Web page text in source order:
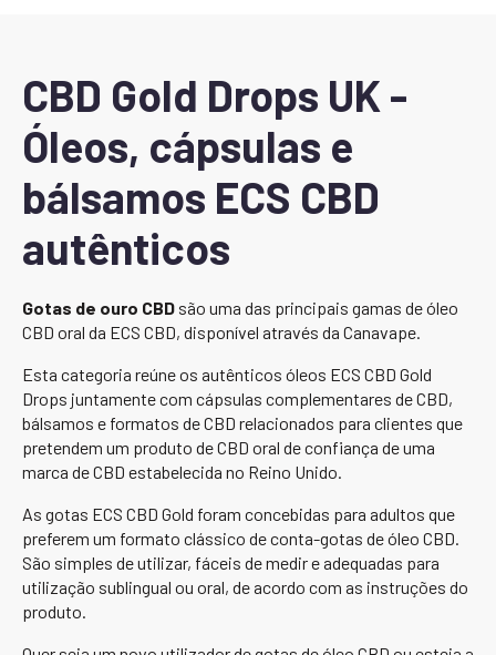
CBD Gold Drops UK -
Óleos, cápsulas e
bálsamos ECS CBD
autênticos
Gotas de ouro CBD são uma das principais gamas de óleo
CBD oral da ECS CBD, disponível através da Canavape.
Esta categoria reúne os autênticos óleos ECS CBD Gold
Drops juntamente com cápsulas complementares de CBD,
bálsamos e formatos de CBD relacionados para clientes que
pretendem um produto de CBD oral de confiança de uma
marca de CBD estabelecida no Reino Unido.
As gotas ECS CBD Gold foram concebidas para adultos que
preferem um formato clássico de conta-gotas de óleo CBD.
São simples de utilizar, fáceis de medir e adequadas para
utilização sublingual ou oral, de acordo com as instruções do
produto.